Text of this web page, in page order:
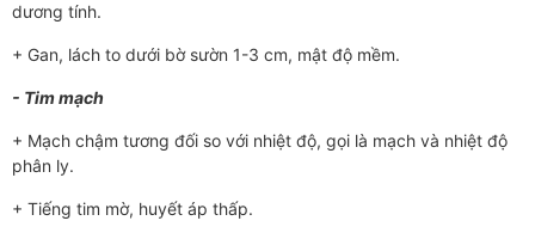
d­­ương tính.
+ Gan, lách to d­­ưới bờ s­ườn 1-3 cm, mật độ mềm.
- Tim mạch
+ Mạch chậm t­­ương đối so với nhiệt độ, gọi là mạch và nhiệt độ
phân ly.
+ Tiếng tim mờ, huyết áp thấp.